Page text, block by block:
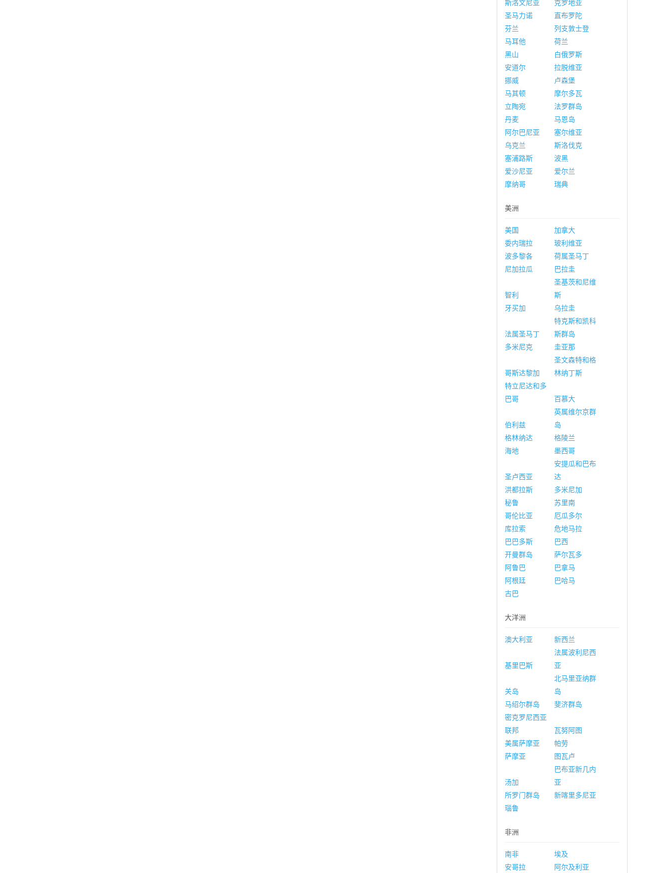
斯洛文尼亚
克罗地亚
圣马力诺
直布罗陀
芬兰
列支敦士登
马耳他
荷兰
黑山
白俄罗斯
安道尔
拉脱维亚
挪威
卢森堡
马其顿
摩尔多瓦
立陶宛
法罗群岛
丹麦
马恩岛
阿尔巴尼亚
塞尔维亚
乌克兰
斯洛伐克
塞浦路斯
波黑
爱沙尼亚
爱尔兰
摩纳哥
瑞典
美洲
美国
加拿大
委内瑞拉
玻利维亚
波多黎各
荷属圣马丁
尼加拉瓜
巴拉圭
智利
圣基茨和尼维
斯
牙买加
乌拉圭
法属圣马丁
特克斯和凯科
斯群岛
多米尼克
圭亚那
哥斯达黎加
圣文森特和格
林纳丁斯
特立尼达和多
巴哥
百慕大
伯利兹
英属维尔京群
岛
格林纳达
格陵兰
海地
墨西哥
圣卢西亚
安提瓜和巴布
达
洪都拉斯
多米尼加
秘鲁
苏里南
哥伦比亚
厄瓜多尔
库拉索
危地马拉
巴巴多斯
巴西
开曼群岛
萨尔瓦多
阿鲁巴
巴拿马
阿根廷
巴哈马
古巴
大洋洲
澳大利亚 新西兰
基里巴斯
法属波利尼西
亚
关岛
北马里亚纳群
岛
马绍尔群岛
斐济群岛
密克罗尼西亚
联邦
瓦努阿图
美属萨摩亚
帕劳
萨摩亚
图瓦卢
汤加
巴布亚新几内
亚
所罗门群岛
新喀里多尼亚
瑙鲁
非洲
南非
埃及
安哥拉
阿尔及利亚